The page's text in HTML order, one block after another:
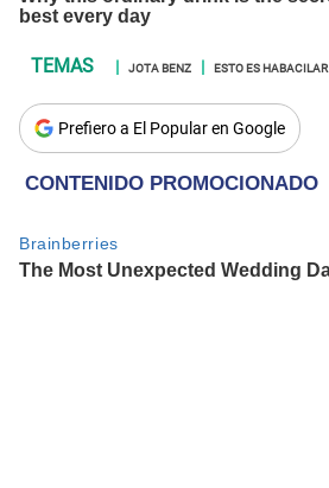
JOTA BENZ ESTO ES HABACILAR
Prefiero a El Popular en Google